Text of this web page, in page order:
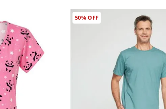
50%OFF